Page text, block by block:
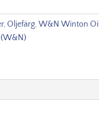
,Oljefärg,W&N Winton Oil